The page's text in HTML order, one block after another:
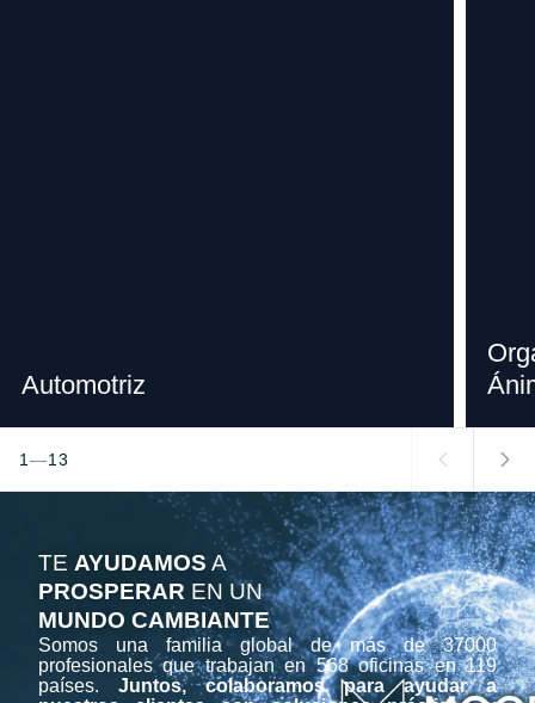
Automotriz
1 —13
TE AYUDAMOS A
PROSPERAR EN UN
MUNDO CAMBIANTE
Somos una familia global de más de 37000
profesionales que trabajan en 568 oficinas en 119
países. Juntos, colaboramos para ayudar a